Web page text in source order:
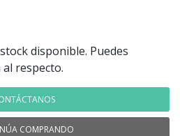
disponible. Puedes
respecto.
COMPRANDO